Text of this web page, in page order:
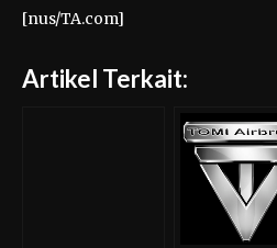
[nus/TA.com]
Artikel Terkait: